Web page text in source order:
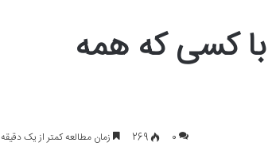
کسی که همه
0
269 زمان مطالعه کمتر از یک دقیقه